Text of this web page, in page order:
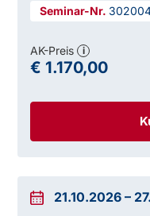
AK-Preis i
€ 1.170,00
21.10.2026 –